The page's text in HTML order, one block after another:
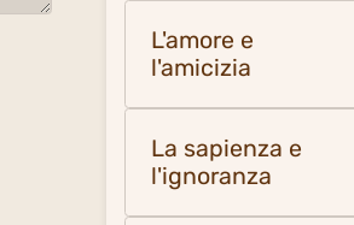
L'amore e
l'amicizia
La sapienza e
l'ignoranza